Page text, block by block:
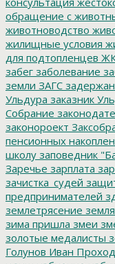
обращение с
животноводство
жилищные условия
для подтопленцев
забег заболевание
земли ЗАГС
Ульдура заказник
Собрание
законороект
пенсионных
школу заповедник
Заречье зарплата
зачистка_судей
предпринимателей
землетрясение земля
зима пришла змеи
золотые медалисты
Голунов Иван